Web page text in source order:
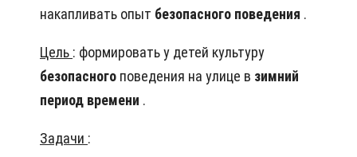
накапливать опыт безопасного поведения .
Цель : формировать у детей культуру
безопасного поведения на улице в зимний
период времени .
Задачи :